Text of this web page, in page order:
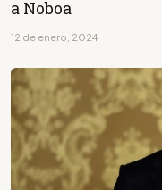
a Noboa
12 de enero, 2024